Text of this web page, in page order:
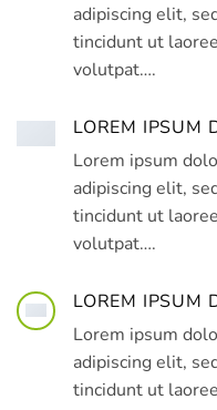
adipiscing elit,
tincidunt ut
volutpat….
LOREM IPSUM
Lorem ipsum
adipiscing elit,
tincidunt ut
volutpat….
LOREM IPSUM
Lorem ipsum
adipiscing elit,
tincidunt ut